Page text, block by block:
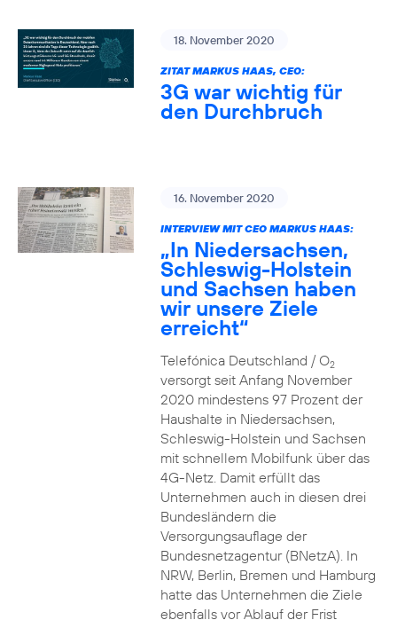
18. November 2020
ZITAT MARKUS HAAS, CEO:
3G war wichtig für
den Durchbruch
16. November 2020
INTERVIEW MIT CEO MARKUS HAAS:
„In Niedersachsen,
Schleswig-Holstein
und Sachsen haben
wir unsere Ziele
erreicht“
Telefónica Deutschland / O2
versorgt seit Anfang November
2020 mindestens 97 Prozent der
Haushalte in Niedersachsen,
Schleswig-Holstein und Sachsen
mit schnellem Mobilfunk über das
4G-Netz. Damit erfüllt das
Unternehmen auch in diesen drei
Bundesländern die
Versorgungsauflage der
Bundesnetzagentur (BNetzA). In
NRW, Berlin, Bremen und Hamburg
hatte das Unternehmen die Ziele
ebenfalls vor Ablauf der Frist